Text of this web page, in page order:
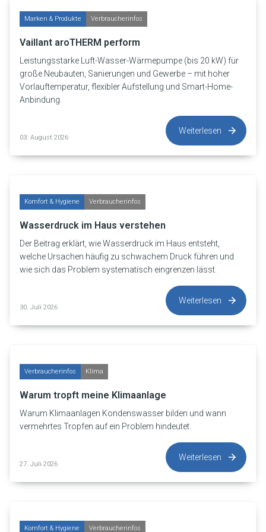
Marken & Produkte Verbraucherinfos
Vaillant aroTHERM perform
Leistungsstarke Luft-Wasser-Wärmepumpe (bis 20 kW) für
große Neubauten, Sanierungen und Gewerbe – mit hoher
Vorlauftemperatur, flexibler Aufstellung und Smart-Home-
Anbindung.
03. August 2026
Weiterlesen
Komfort & Hygiene Verbraucherinfos
Wasserdruck im Haus verstehen
Der Beitrag erklärt, wie Wasserdruck im Haus entsteht,
welche Ursachen häufig zu schwachem Druck führen und
wie sich das Problem systematisch eingrenzen lässt.
30. Juli 2026
Weiterlesen
Verbraucherinfos Klima
Warum tropft meine Klimaanlage
Warum Klimaanlagen Kondenswasser bilden und wann
vermehrtes Tropfen auf ein Problem hindeutet.
27. Juli 2026
Weiterlesen
Komfort & Hygiene Verbraucherinfos